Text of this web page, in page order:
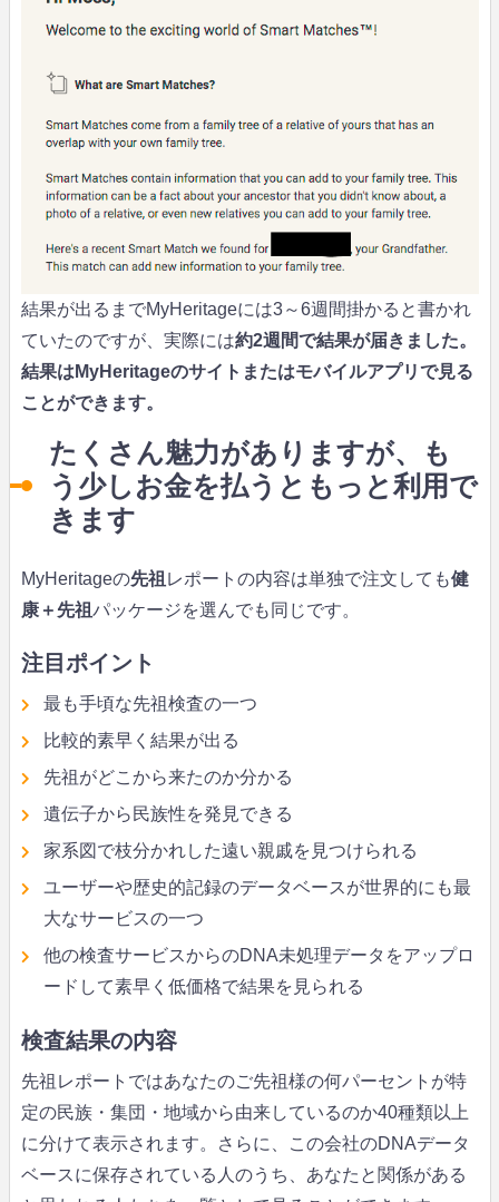
結果が出るまでMyHeritageには3～6週間掛かると書かれ
ていたのですが、実際には約2週間で結果が届きました。
結果はMyHeritageのサイトまたはモバイルアプリで見る
ことができます。
たくさん魅力がありますが、も
う少しお金を払うともっと利用で
きます
MyHeritageの先祖 レポートの内容は単独で注文しても健
康＋先祖パッケージを選んでも同じです。
注目ポイント
最も手頃な先祖検査の一つ
比較的素早く結果が出る
先祖がどこから来たのか分かる
遺伝子から民族性を発見できる
家系図で枝分かれした遠い親戚を見つけられる
ユーザーや歴史的記録のデータベースが世界的にも最
大なサービスの一つ
他の検査サービスからのDNA未処理データをアップロ
ードして素早く低価格で結果を見られる
検査結果の内容
先祖レポートではあなたのご先祖様の何パーセントが特
定の民族・集団・地域から由来しているのか40種類以上
に分けて表示されます。さらに、この会社のDNAデータ
ベースに保存されている人のうち、あなたと関係がある